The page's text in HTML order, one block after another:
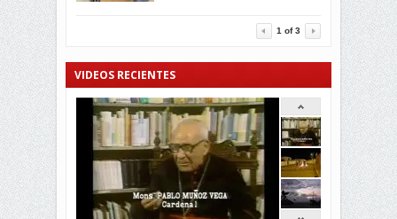
1 of3
VIDEOS RECIENTES